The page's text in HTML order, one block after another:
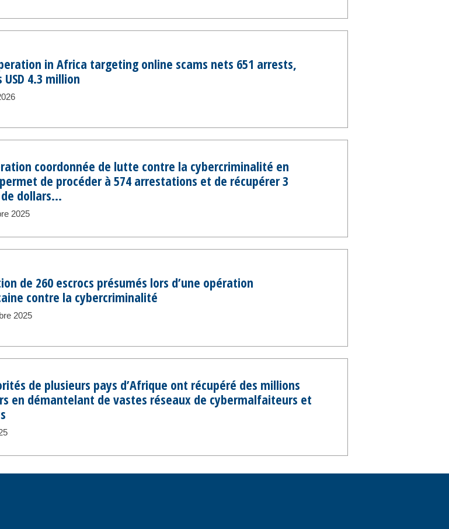
in Africa targeting online scams nets 651 arrests,
USD 4.3 million
coordonnée de lutte contre la cybercriminalité en
de procéder à 574 arrestations et de récupérer 3
dollars...
2025
de 260 escrocs présumés lors d’une opération
contre la cybercriminalité
2025
de plusieurs pays d’Afrique ont récupéré des millions
en démantelant de vastes réseaux de cybermalfaiteurs et